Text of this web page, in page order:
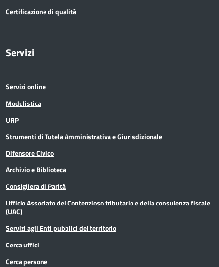
Personale
Scuola
Terremoto
Certificazione di qualità
Servizi
Servizi online
Modulistica
URP
Strumenti di Tutela Amministrativa e Giurisdizionale
Difensore Civico
Archivio e Biblioteca
Consigliera di Parità
Ufficio Associato del Contenzioso tributario e della consulenza fiscale
(UAC)
Servizi agli Enti pubblici del territorio
Cerca uffici
Cerca persone